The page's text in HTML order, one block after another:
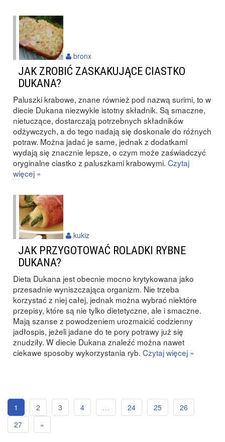
JAK ZROBIĆ ZASKAKUJĄCE CIASTKO
DUKANA?
Paluszki krabowe, znane również pod nazwą surimi, to w
diecie Dukana niezwykle istotny składnik. Są smaczne,
nietuczące, dostarczają potrzebnych składników
odżywczych, a do tego nadają się doskonale do różnych
potraw. Można jadać je same, jednak z dodatkami
wydają się znacznie lepsze, o czym może zaświadczyć
oryginalne ciastko z paluszkami krabowymi. Czytaj
więcej »
bronx
JAK PRZYGOTOWAĆ ROLADKI RYBNE
DUKANA?
Dieta Dukana jest obecnie mocno krytykowana jako
przesadnie wyniszczająca organizm. Nie trzeba
korzystać z niej całej, jednak można wybrać niektóre
przepisy, które są nie tylko dietetyczne, ale i smaczne.
Mają szanse z powodzeniem urozmaicić codzienny
jadłospis, jeżeli jadane do te pory potrawy już się
znudziły. W diecie Dukana znaleźć można nawet
ciekawe sposoby wykorzystania ryb. Czytaj więcej »
kukiz
1 2 3 4 … 24 25
26
27
»